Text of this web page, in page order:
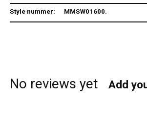
Style nummer:
MMSW01600.
No reviews yet Add